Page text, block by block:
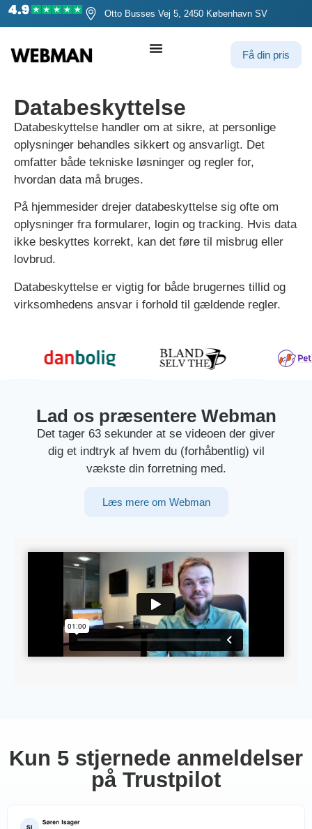
Otto Busses Vej 5, 2450 København SV
Få din pris
Databeskyttelse
Databeskyttelse handler om at sikre, at personlige
oplysninger behandles sikkert og ansvarligt. Det
omfatter både tekniske løsninger og regler for,
hvordan data må bruges.
På hjemmesider drejer databeskyttelse sig ofte om
oplysninger fra formularer, login og tracking. Hvis data
ikke beskyttes korrekt, kan det føre til misbrug eller
lovbrud.
Databeskyttelse er vigtig for både brugernes tillid og
virksomhedens ansvar i forhold til gældende regler.
Lad os præsentere Webman
Det tager 63 sekunder at se videoen der giver
dig et indtryk af hvem du (forhåbentlig) vil
vækste din forretning med.
Læs mere om Webman
Kun 5 stjernede anmeldelser
på Trustpilot